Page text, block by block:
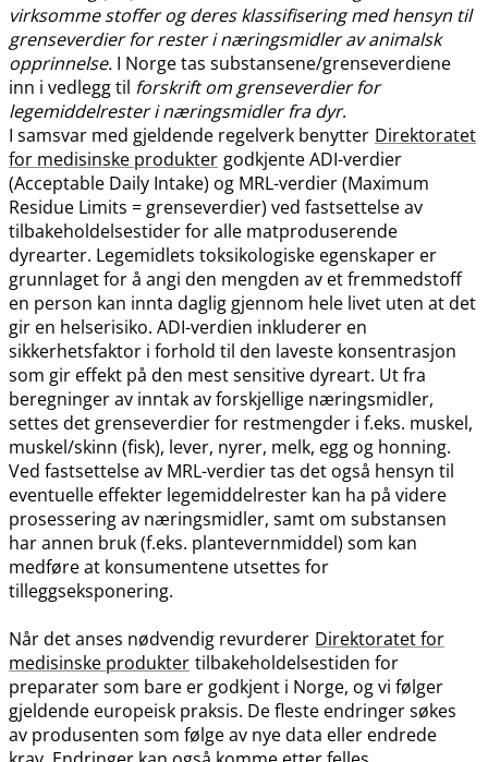
virksomme stoffer og deres klassifisering med hensyn til
grenseverdier for rester i næringsmidler av animalsk
opprinnelse. I Norge tas substansene​/​grenseverdiene
inn i vedlegg til forskrift om grenseverdier for
legemiddelrester i næringsmidler fra dyr.
I samsvar med gjeldende regelverk benytter Direktoratet
for medisinske produkter godkjente ADI-verdier
(Acceptable Daily Intake) og MRL-verdier (Maximum
Residue Limits = grenseverdier) ved fastsettelse av
tilbakeholdelsestider for alle matproduserende
dyrearter. Legemidlets toksikologiske egenskaper er
grunnlaget for å angi den mengden av et fremmedstoff
en person kan innta daglig gjennom hele livet uten at det
gir en helserisiko. ADI-verdien inkluderer en
sikkerhetsfaktor i forhold til den laveste konsentrasjon
som gir effekt på den mest sensitive dyreart. Ut fra
beregninger av inntak av forskjellige næringsmidler,
settes det grenseverdier for restmengder i f.eks. muskel,
muskel​/​skinn (fisk), lever, nyrer, melk, egg og honning.
Ved fastsettelse av MRL-verdier tas det også hensyn til
eventuelle effekter legemiddelrester kan ha på videre
prosessering av næringsmidler, samt om substansen
har annen bruk (f.eks. plantevernmiddel) som kan
medføre at konsumentene utsettes for
tilleggseksponering.
Når det anses nødvendig revurderer Direktoratet for
medisinske produkter tilbakeholdelsestiden for
preparater som bare er godkjent i Norge, og vi følger
gjeldende europeisk praksis. De fleste endringer søkes
av produsenten som følge av nye data eller endrede